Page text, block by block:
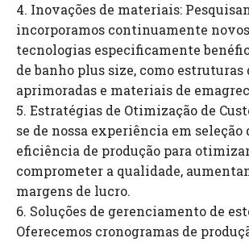
4. Inovações de materiais:
incorporamos continuamente
tecnologias especificamente
de banho plus size, como estruturas
aprimoradas e materiais de
5. Estratégias de Otimização de
se de nossa experiência em seleção
eficiência de produção para
comprometer a qualidade,
margens de lucro.
6. Soluções de gerenciamento de
Oferecemos cronogramas de